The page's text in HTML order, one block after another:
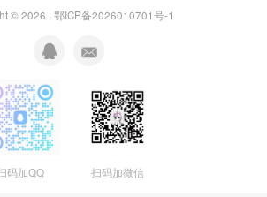
© 2026 · 鄂ICP备2026010701号-1
码加QQ 扫码加微信